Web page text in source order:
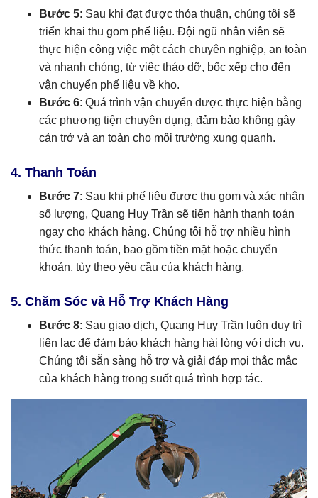
Bước 5: Sau khi đạt được thỏa thuận, chúng tôi sẽ
triển khai thu gom phế liệu. Đội ngũ nhân viên sẽ
thực hiện công việc một cách chuyên nghiệp, an toàn
và nhanh chóng, từ việc tháo dỡ, bốc xếp cho đến
vận chuyển phế liệu về kho.
Bước 6: Quá trình vận chuyển được thực hiện bằng
các phương tiện chuyên dụng, đảm bảo không gây
cản trở và an toàn cho môi trường xung quanh.
4. Thanh Toán
Bước 7: Sau khi phế liệu được thu gom và xác nhận
số lượng, Quang Huy Trần sẽ tiến hành thanh toán
ngay cho khách hàng. Chúng tôi hỗ trợ nhiều hình
thức thanh toán, bao gồm tiền mặt hoặc chuyển
khoản, tùy theo yêu cầu của khách hàng.
5. Chăm Sóc và Hỗ Trợ Khách Hàng
Bước 8: Sau giao dịch, Quang Huy Trần luôn duy trì
liên lạc để đảm bảo khách hàng hài lòng với dịch vụ.
Chúng tôi sẵn sàng hỗ trợ và giải đáp mọi thắc mắc
của khách hàng trong suốt quá trình hợp tác.